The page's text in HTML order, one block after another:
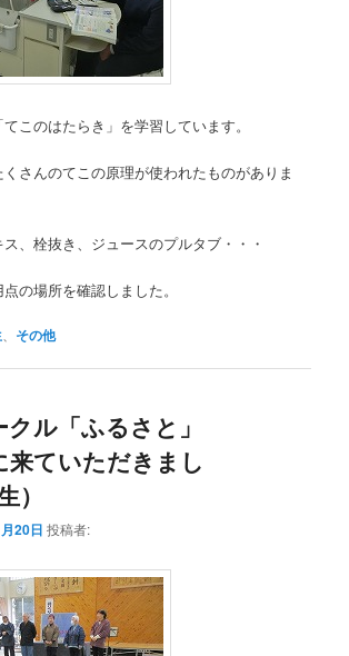
このはたらき」を学習しています。
さんのてこの原理が使われたものがありま
、栓抜き、ジュースのプルタブ・・・
の場所を確認しました。
その他
ル「ふるさと」
来ていただきまし
）
20日 投稿者: